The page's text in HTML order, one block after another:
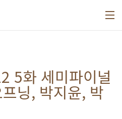
5화 세미파이널
닝, 박지윤, 박